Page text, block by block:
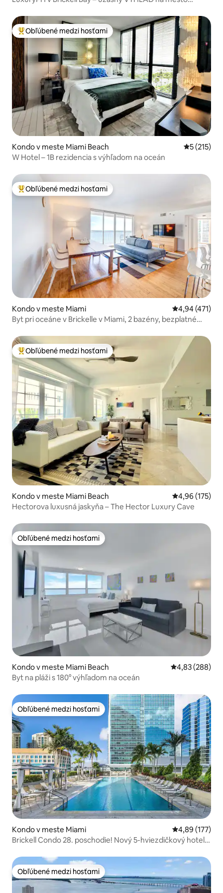
Najobľúbenejšie medzi hosťami
Obľúbené medzi hosťami
Kondo v meste Miami Beach Priemerné
5 (215)
W Hotel – 1B rezidencia s výhľadom na oceán
Najobľúbenejšie medzi hosťami
Obľúbené medzi hosťami
Kondo v meste Miami Priemerné
4,94 (471)
Byt pri oceáne v Brickelle v Miami, 2 bazény, bezplatné
Najobľúbenejšie medzi hosťami
Obľúbené medzi hosťami
Kondo v meste Miami Beach Priemerné
4,96 (175)
Hectorova luxusná jaskyňa – The Hector Luxury Cave
Obľúbené medzi hosťami
Obľúbené medzi hosťami
Kondo v meste Miami Beach Priemerné
4,83 (288)
Byt na pláži s 180° výhľadom na oceán
Obľúbené medzi hosťami
Obľúbené medzi hosťami
Kondo v meste Miami Priemerné
4,89 (177)
Brickell Condo 28. poschodie! Nový 5-hviezdičkový hotel
Obľúbené medzi hosťami
Obľúbené medzi hosťami